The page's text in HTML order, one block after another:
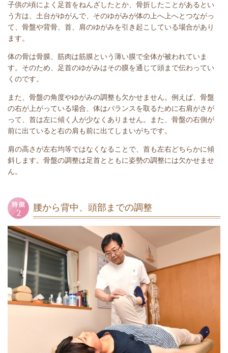
子供の頃によく足首をねんざしたとか、骨折したことがあるとい
う方は、土台がゆがんで、そのゆがみが体の上へ上へとつながっ
て、骨盤や背骨、首、肩のゆがみを引き起こしている場合があり
ます。
体の骨は骨膜、筋肉は筋膜という薄い膜で全体が被われていま
す。そのため、足首のゆがみはその膜を通じて頭まで伝わってい
くのです。
また、骨盤の角度やゆがみの調整も欠かせません。例えば、骨盤
の右が上がっている場合、体はバランスを取るために右肩がさが
って、首は左に傾く人が少なくありません。また、骨盤の右側が
前に出ていると右の肩も前に出てしまいがちです。
肩の高さが左右均等ではなくなることで、首も左右どちらかに傾
斜します。骨盤の調整は足首とともに姿勢の調整には欠かせませ
ん。
腰から背中、頭部までの調整